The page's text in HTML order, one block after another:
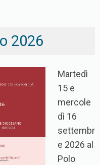
2026
Martedì
15 e
mercole
dì 16
settembr
e 2026 al
Polo